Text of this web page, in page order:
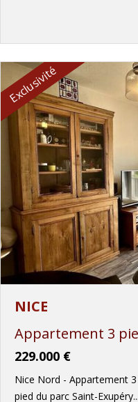
Exclusivité
NICE
Appartement 3
229.000 €
Nice Nord - Appartement
pied du parc Saint-Exupéry...